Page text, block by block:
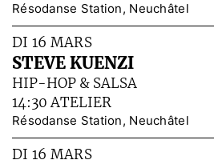
Résodanse Station, Neuchâtel
DI 16 MARS
STEVE KUENZI
HIP-HOP & SALSA
14:30 ATELIER
Résodanse Station, Neuchâtel
DI 16 MARS